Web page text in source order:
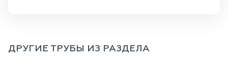
ДРУГИЕ ТРУБЫ ИЗ РАЗДЕЛА